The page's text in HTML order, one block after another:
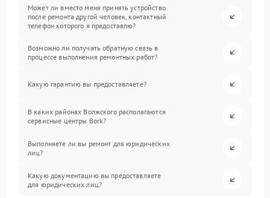
Может ли вместо меня принять устройство
после ремонта другой человек, контактный
телефон которого я предоставлю?
Возможно ли получать обратную связь в
процессе выполнения ремонтных работ?
Какую гарантию вы предоставляете?
В каких районах Волжского располагаются
сервисные центры Bork?
Выполняете ли вы ремонт для юридических
лиц?
Какую документацию вы предоставляете
для юридических лиц?